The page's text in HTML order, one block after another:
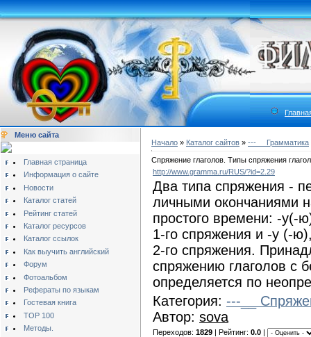
Меню сайта
Главная страница
Информация о сайте
Новости
Каталог статей
Рейтинг статей
Каталог ресурсов
Каталог ссылок
Как выучить английский
Форум
Фотоальбом
Рефераты по языкам
Гостевая книга
TOP 100
Методы.
Начало » Каталог сайтов » ---__ Грамматика
Спряжение глаголов. Типы спряжения
http://www.gramma.ru/RUS/?id=2.29
Два типа спряжения -
личными окончаниями
простого времени: -у(-
1-го спряжения и -у (-
2-го спряжения.
спряжению глаголов с
определяется по
Категория: ---__
Автор: sova
Переходов: 1829 | Рейтинг: 0.0 |